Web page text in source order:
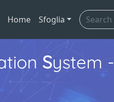
Home Sfoglia
System -